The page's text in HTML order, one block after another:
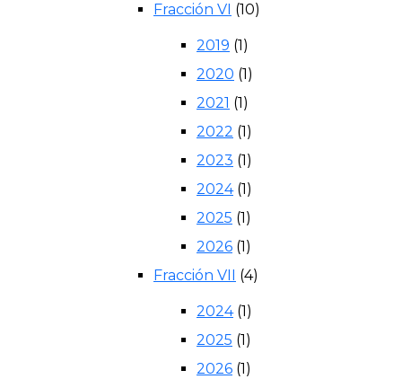
Fracción VI (10)
2019 (1)
2020 (1)
2021 (1)
2022 (1)
2023 (1)
2024(1)
2025 (1)
2026 (1)
Fracción VII
(4)
2024(1)
2025 (1)
2026 (1)